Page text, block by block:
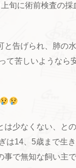
旬に術前検査の
告げられ、肺
苦しいようなら
少なくない、との
14、5歳まで生
で無知な飼い主